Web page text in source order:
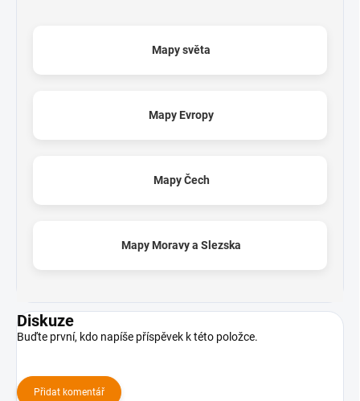
Mapy světa
Mapy Evropy
Mapy Čech
Mapy Moravy a Slezska
Diskuze
Buďte první, kdo napíše příspěvek k této položce.
Přidat komentář